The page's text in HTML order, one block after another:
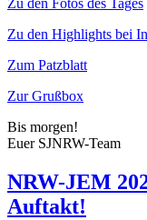
Zu den Fotos des Tages
Zu den Highlights bei
Zum Patzblatt
Zur Grußbox
Bis morgen!
Euer SJNRW-Team
NRW-JEM
Auftakt!